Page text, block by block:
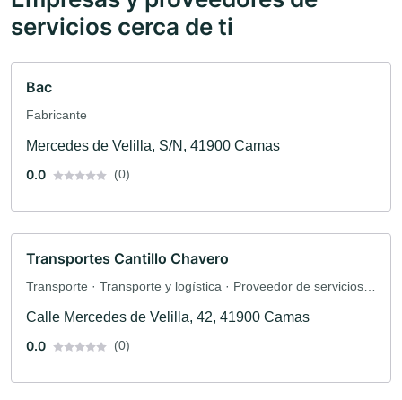
servicios cerca de ti
Bac
Fabricante
Mercedes de Velilla, S/N, 41900 Camas
0.0
(0)
Transportes Cantillo Chavero
Transporte · Transporte y logística · Proveedor de servicios
Calle Mercedes de Velilla, 42, 41900 Camas
0.0
(0)